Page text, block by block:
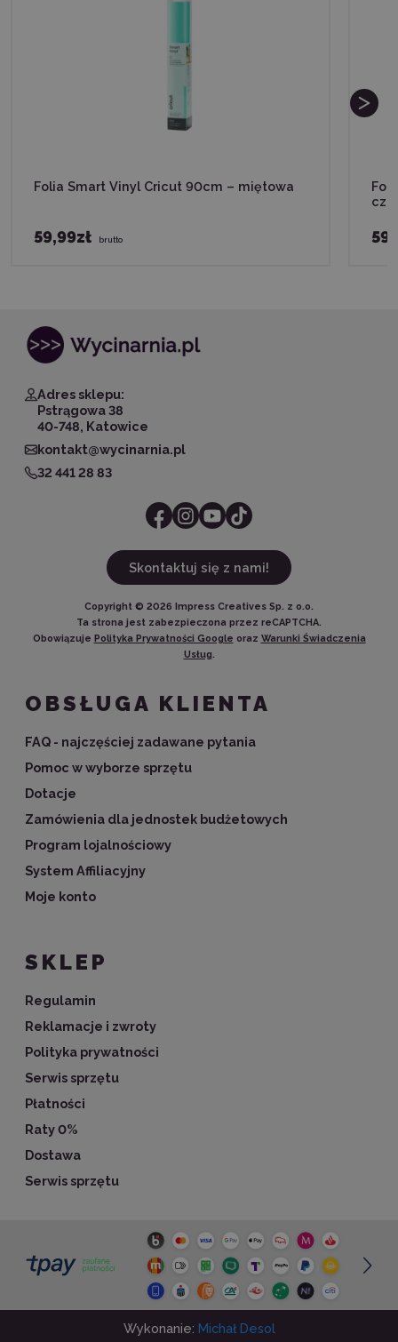
Folia Smart Vinyl Cricut 90cm – miętowa
59,99zł brutto
Adres sklepu:
Pstrągowa 38
40-748, Katowice
kontakt@wycinarnia.pl
32 441 28 83
Skontaktuj się z nami!
Copyright © 2026 Impress Creatives Sp. z o.o.
Ta strona jest zabezpieczona przez reCAPTCHA.
Obowiązuje Polityka Prywatności Google oraz Warunki Świadczenia
Usług.
OBSŁUGA KLIENTA
FAQ - najczęściej zadawane pytania
Pomoc w wyborze sprzętu
Dotacje
Zamówienia dla jednostek budżetowych
Program lojalnościowy
System Affiliacyjny
Moje konto
SKLEP
Regulamin
Reklamacje i zwroty
Polityka prywatności
Serwis sprzętu
Płatności
Raty 0%
Dostawa
Serwis sprzętu
Wykonanie: Michał Desol